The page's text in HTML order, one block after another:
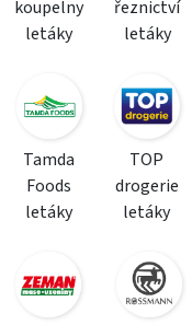
koupelny
letáky
řeznictví
letáky
Tamda
Foods
letáky
TOP
drogerie
letáky